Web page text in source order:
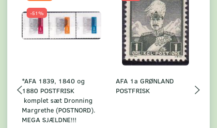
-51%
*AFA 1839, 1840 og
1880 POSTFRISK
komplet sæt Dronning
Margrethe (POSTNORD).
MEGA SJÆLDNE!!!
AFA 1a GRØNLAND
POSTFRISK